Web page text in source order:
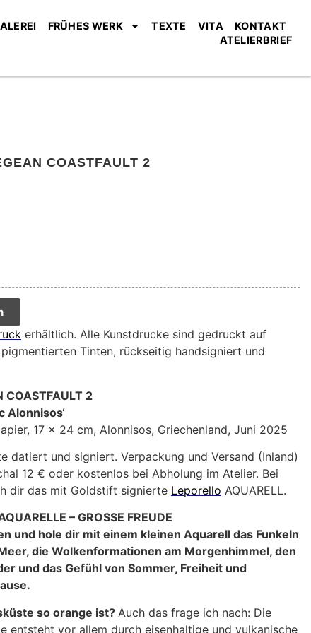
FRÜHES WERK TEXTE VITA
KONTAKT
ATELIERBRIEF
COASTFAULT 2
erhältlich. Alle Kunstdrucke sind gedruckt auf
Tinten, rückseitig handsigniert und
COASTFAULT 2
Alonnisos‘
17 x 24 cm, Alonnisos, Griechenland, Juni 2025
datiert und signiert. Verpackung und Versand (Inland)
12 € oder kostenlos bei Abholung im Atelier. Bei
dir das mit Goldstift signierte Leporello AQUARELL.
– GROSSE FREUDE
und hole dir mit einem kleinen Aquarell das Funkeln
die Wolkenformationen am Morgenhimmel, den
und das Gefühl von Sommer, Freiheit und
so orange ist? Auch das frage ich nach: Die
entsteht vor allem durch eisenhaltige und vulkanische